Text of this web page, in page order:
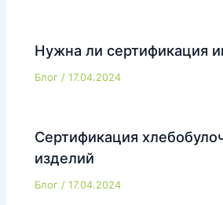
Нужна ли сертификация
Блог /17.04.2024
Сертификация
изделий
Блог /17.04.2024